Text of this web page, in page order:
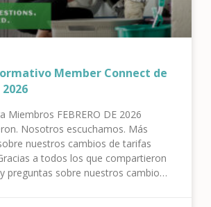
Member Connect de
Miembros FEBRERO DE 2026
Nosotros escuchamos. Más
nuestros cambios de tarifas
a todos los que compartieron
preguntas sobre nuestros cambios